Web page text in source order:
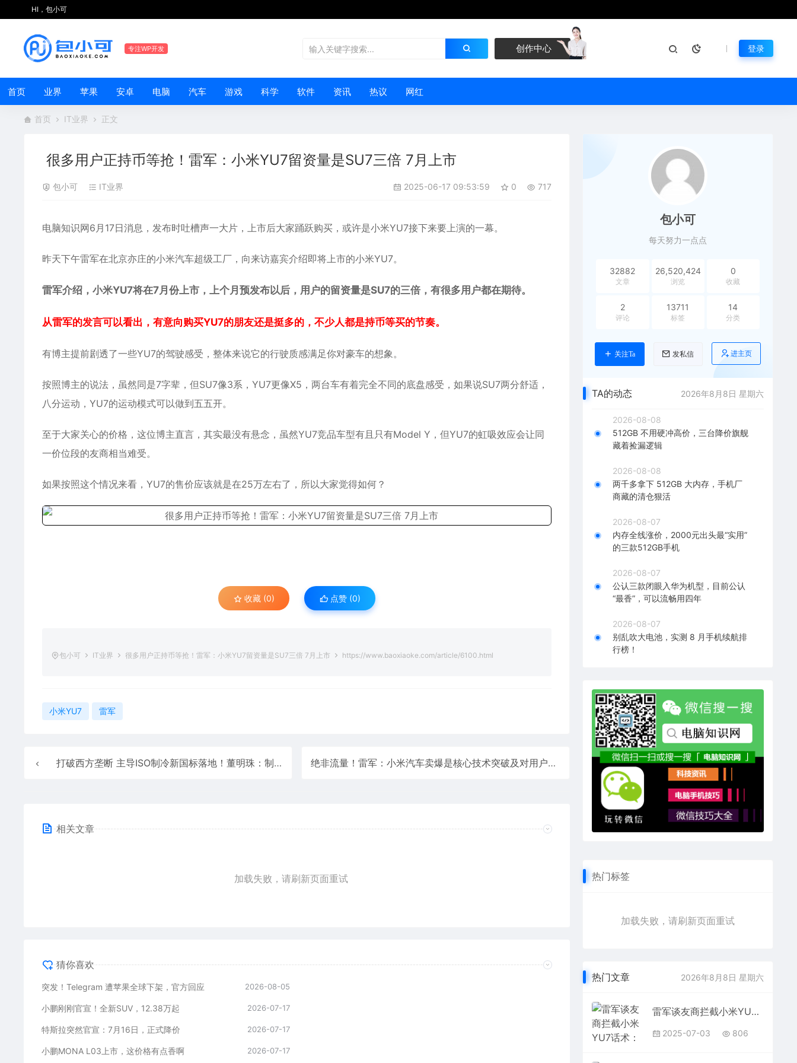
HI，包小可
专注WP开发 创作中心 登录
首页 业界 苹果 安卓 电脑 汽车 游戏 科学 软件 资讯 热议 网红
首页 IT业界 正文
很多用户正持币等抢！雷军：小米YU7留资量是SU7三倍 7月上市
包小可 IT业界 2025-06-17 09:53:59 0 717
电脑知识网6月17日消息，发布时吐槽声一大片，上市后大家踊跃购买，或许是小米YU7接下来要上演的一幕。
昨天下午雷军在北京亦庄的小米汽车超级工厂，向来访嘉宾介绍即将上市的小米YU7。
雷军介绍，小米YU7将在7月份上市，上个月预发布以后，用户的留资量是SU7的三倍，有很多用户都在期待。
从雷军的发言可以看出，有意向购买YU7的朋友还是挺多的，不少人都是持币等买的节奏。
有博主提前剧透了一些YU7的驾驶感受，整体来说它的行驶质感满足你对豪车的想象。
按照博主的说法，虽然同是7字辈，但SU7像3系，YU7更像X5，两台车有着完全不同的底盘感受，如果说SU7两分舒适，
八分运动，YU7的运动模式可以做到五五开。
至于大家关心的价格，这位博主直言，其实最没有悬念，虽然YU7竞品车型有且只有Model Y，但YU7的虹吸效应会让同
一价位段的友商相当难受。
如果按照这个情况来看，YU7的售价应该就是在25万左右了，所以大家觉得如何？
收藏 (0) 点赞 (0)
包小可 IT业界 很多用户正持币等抢！雷军：小米YU7留资量是SU7三倍 7月上市 https://www.baoxiaoke.com/article/6100.html
小米YU7 雷军
打破西方垄断 主导ISO制冷新国标落地！董明珠：制冷压缩机领域格力处世界领先地位 绝非流量！雷军：小米汽车卖爆是核心技术突破及对用户需求精准把握
相关文章
加载失败，请刷新页面重试
猜你喜欢
突发！Telegram 遭苹果全球下架，官方回应 2026-08-05
小鹏刚刚官宣！全新SUV，12.38万起 2026-07-17
特斯拉突然官宣：7月16日，正式降价 2026-07-17
小鹏MONA L03上市，这价格有点香啊 2026-07-17
包小可
每天努力一点点
32882
文章
26,520,424
浏览
0
收藏
2
评论
13711
标签
14
分类
关注Ta 发私信 进主页
TA的动态 2026年8月8日 星期六
2026-08-08
512GB 不用硬冲高价，三台降价旗舰
藏着捡漏逻辑
2026-08-08
两千多拿下 512GB 大内存，手机厂
商藏的清仓狠活
2026-08-07
内存全线涨价，2000元出头最“实用”
的三款512GB手机
2026-08-07
公认三款闭眼入华为机型，目前公认
“最香”，可以流畅用四年
2026-08-07
别乱吹大电池，实测 8 月手机续航排
行榜！
热门标签
加载失败，请刷新页面重试
热门文章 2026年8月8日 星期六
雷军谈友商拦截小米YU7话术：已经诋毁了 大可不必
2025-07-03 806